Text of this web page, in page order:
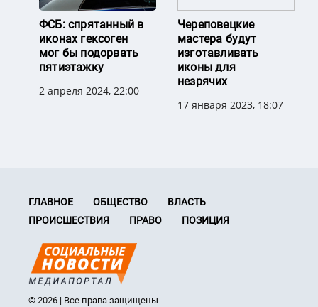
ФСБ: спрятанный в
иконах гексоген
мог бы подорвать
пятиэтажку
2 апреля 2024, 22:00
Череповецкие
мастера будут
изготавливать
иконы для
незрячих
17 января 2023, 18:07
ГЛАВНОЕ ОБЩЕСТВО
ВЛАСТЬ
ПРОИСШЕСТВИЯ
ПРАВО ПОЗИЦИЯ
© 2026 | Все права защищены